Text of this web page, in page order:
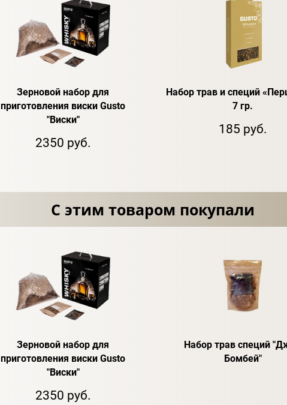
Зерновой набор для
приготовления виски Gusto
"Виски"
2350 руб.
Набор трав и специй
7 гр.
185 руб.
С этим товаром покупали
Зерновой набор для
приготовления виски Gusto
"Виски"
2350 руб.
Набор трав специй
Бомбей"